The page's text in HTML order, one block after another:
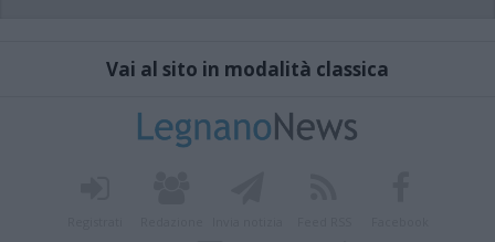
Vai al sito in modalità classica